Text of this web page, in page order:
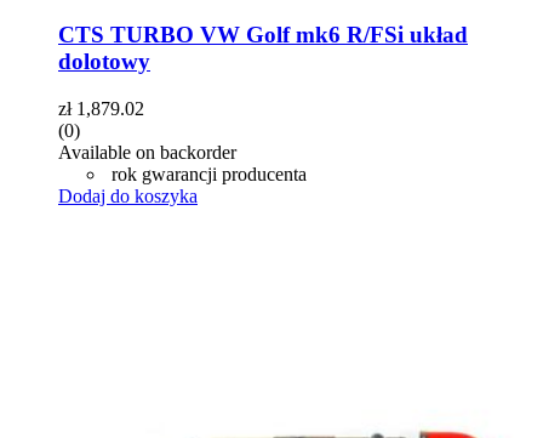
CTS TURBO VW Golf mk6 R/FSi układ
dolotowy
zł1,879.02
(0)
Available on backorder
rok gwarancji producenta
Dodaj do koszyka